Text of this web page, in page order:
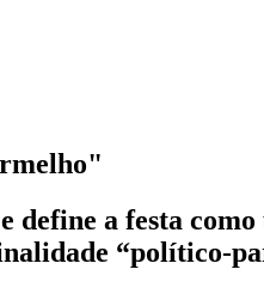
define a festa
“político-